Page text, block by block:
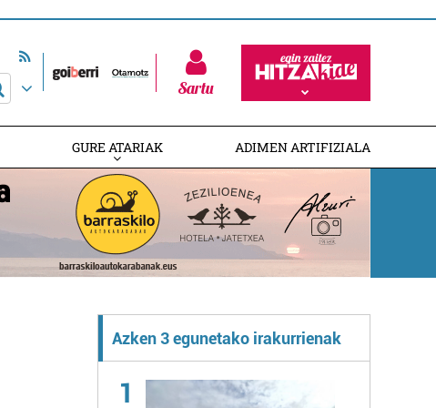
Sartu
GURE ATARIAK ADIMEN ARTIFIZIALA
Azken 3 egunetako irakurrienak
1